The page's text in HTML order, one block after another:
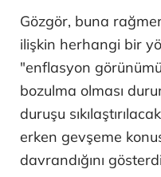
Gözgör, buna
ilişkin herhangi bir
"enflasyon
bozulma olması
duruşu
erken gevşeme
davrandığını